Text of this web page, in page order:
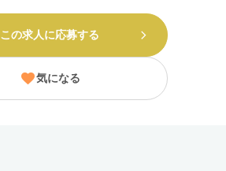
この求人に応募する
気になる